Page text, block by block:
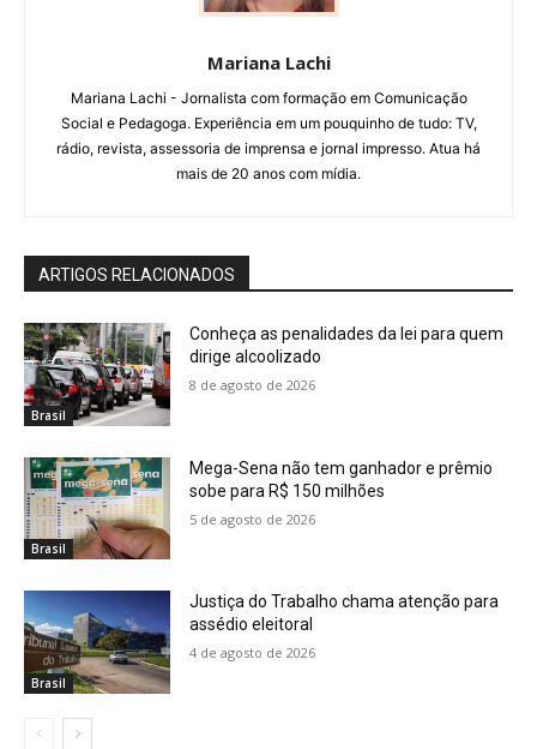
Mariana Lachi
Mariana Lachi - Jornalista com formação em Comunicação
Social e Pedagoga. Experiência em um pouquinho de tudo: TV,
rádio, revista, assessoria de imprensa e jornal impresso. Atua há
mais de 20 anos com mídia.
ARTIGOS RELACIONADOS
Brasil
Conheça as penalidades da lei para quem
dirige alcoolizado
8 de agosto de 2026
Brasil
Mega-Sena não tem ganhador e prêmio
sobe para R$ 150 milhões
5 de agosto de 2026
Brasil
Justiça do Trabalho chama atenção para
assédio eleitoral
4 de agosto de 2026